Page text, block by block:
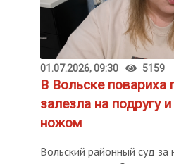
01.07.2026, 09:30 5159
В Вольске повариха
залезла на подругу
ножом
Вольский районный суд за